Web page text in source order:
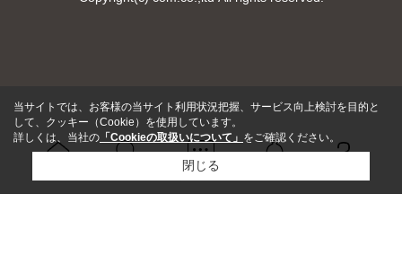
問い合せ
当サイトでは、お客様の当サイト利用状況把握、サービス向上検討を目的と
して、クッキー（Cookie）を使用しています。
詳しくは、当社の 「Cookieの取扱いについて」 をご確認ください。
閉じる